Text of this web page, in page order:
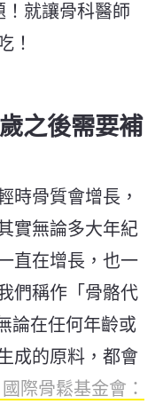
就讓骨科醫師
！
之後需要補
時骨質會增長，
實無論多大年紀
直在增長，也一
們稱作「骨骼代
論在任何年齡或
成的原料，都會
際骨鬆基金會：